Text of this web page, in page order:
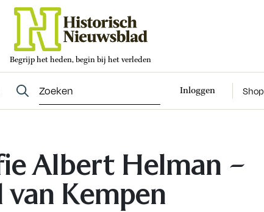
Begrijp het heden, begin bij het verleden
Inloggen Shop
Albert Helman –
Kempen